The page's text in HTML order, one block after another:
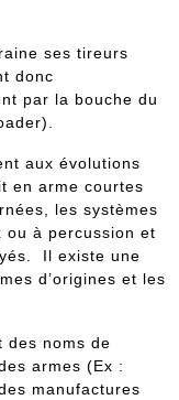
ses tireurs
donc
par la bouche du
aux évolutions
en arme courtes
les systèmes
ou à percussion et
Il existe une
d’origines et les
des noms de
armes (Ex :
manufactures